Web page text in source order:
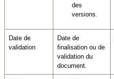
des
versions.
Date de
validation
Date de
finalisation ou de
validation du
document.